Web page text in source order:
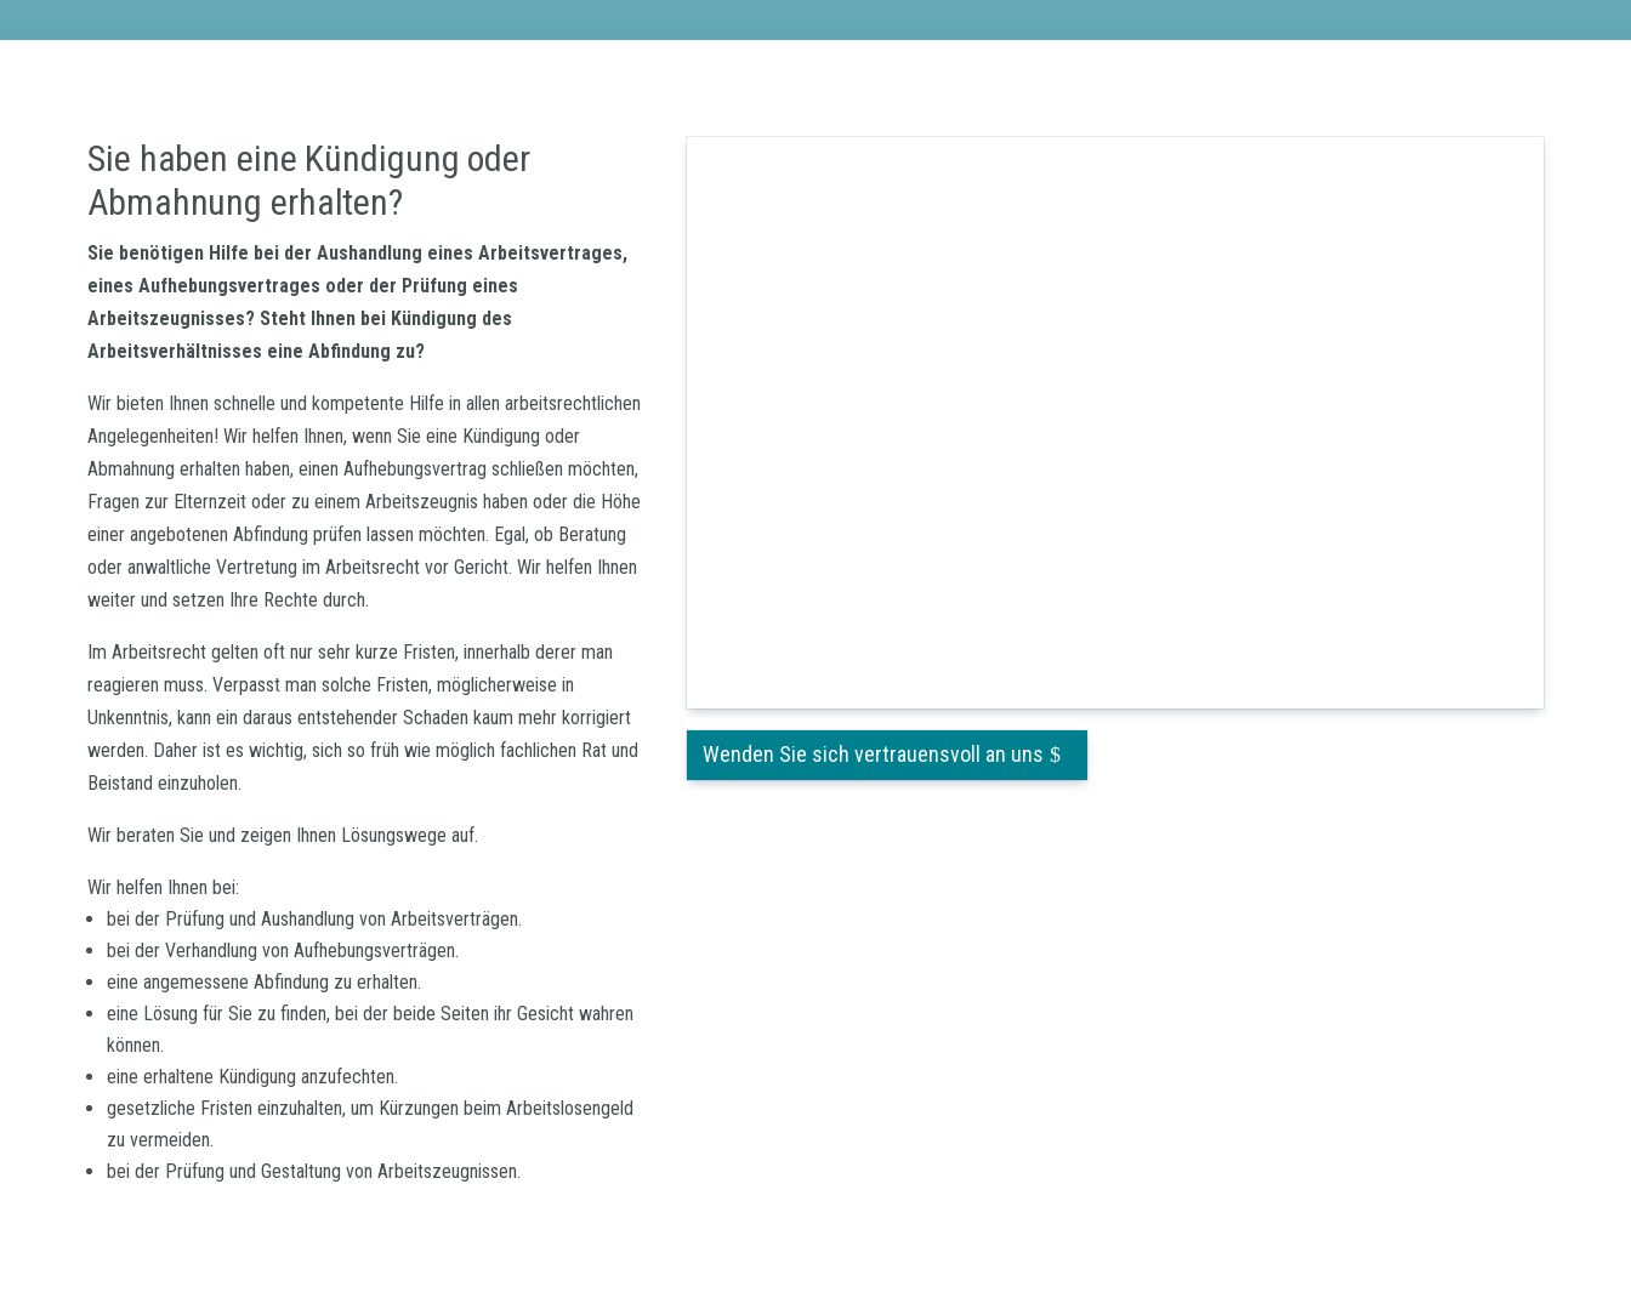
Sie haben eine Kündigung oder
Abmahnung erhalten?
Sie benötigen Hilfe bei der Aushandlung eines Arbeitsvertrages,
eines Aufhebungsvertrages oder der Prüfung eines
Arbeitszeugnisses? Steht Ihnen bei Kündigung des
Arbeitsverhältnisses eine Abfindung zu?
Wir bieten Ihnen schnelle und kompetente Hilfe in allen arbeitsrechtlichen
Angelegenheiten! Wir helfen Ihnen, wenn Sie eine Kündigung oder
Abmahnung erhalten haben, einen Aufhebungsvertrag schließen möchten,
Fragen zur Elternzeit oder zu einem Arbeitszeugnis haben oder die Höhe
einer angebotenen Abfindung prüfen lassen möchten. Egal, ob Beratung
oder anwaltliche Vertretung im Arbeitsrecht vor Gericht. Wir helfen Ihnen
weiter und setzen Ihre Rechte durch.
Im Arbeitsrecht gelten oft nur sehr kurze Fristen, innerhalb derer man
reagieren muss. Verpasst man solche Fristen, möglicherweise in
Unkenntnis, kann ein daraus entstehender Schaden kaum mehr korrigiert
werden. Daher ist es wichtig, sich so früh wie möglich fachlichen Rat und
Beistand einzuholen.
Wir beraten Sie und zeigen Ihnen Lösungswege auf.
Wir helfen Ihnen bei:
bei der Prüfung und Aushandlung von Arbeitsverträgen.
bei der Verhandlung von Aufhebungsverträgen.
eine angemessene Abfindung zu erhalten.
eine Lösung für Sie zu finden, bei der beide Seiten ihr Gesicht wahren
können.
eine erhaltene Kündigung anzufechten.
gesetzliche Fristen einzuhalten, um Kürzungen beim Arbeitslosengeld
zu vermeiden.
bei der Prüfung und Gestaltung von Arbeitszeugnissen.
Wenden Sie sich vertrauensvoll an uns